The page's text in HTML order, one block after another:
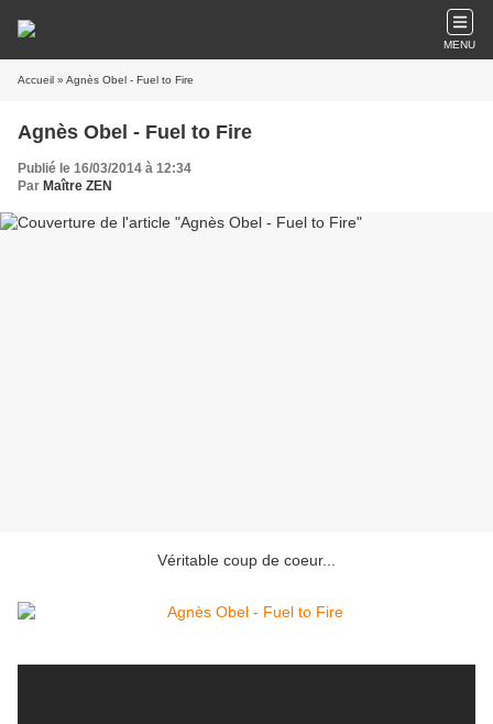
MENU
Accueil » Agnès Obel - Fuel to Fire
Agnès Obel - Fuel to Fire
Publié le 16/03/2014 à 12:34
Par Maître ZEN
Véritable coup de coeur...